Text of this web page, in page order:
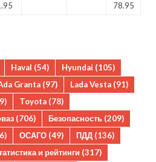
78.95
Haval (54) Hyundai (105)
Granta (97) Lada Vesta (91)
Toyota (78)
(706) Безопасность (209)
ОСАГО (49) ПДД (136)
и рейтинги (317)